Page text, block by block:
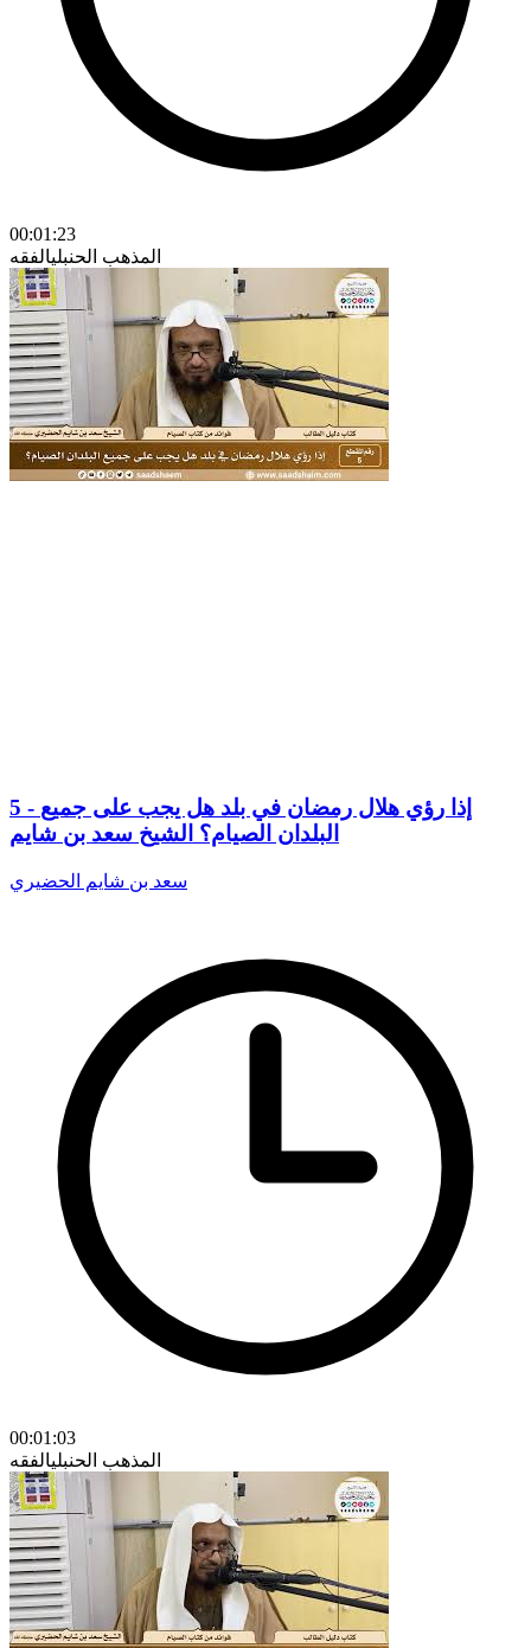
00:01:23
المذهب الحنبليالفقه
5 - إذا رؤي هلال رمضان في بلد هل يجب على جميع
البلدان الصيام؟ الشيخ سعد بن شايم
سعد بن شايم الحضيري
00:01:03
المذهب الحنبليالفقه